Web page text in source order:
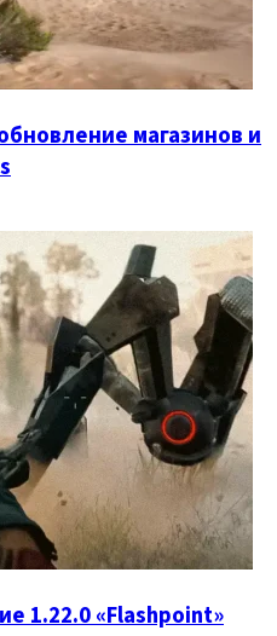
магазинов и
1.22.0 «Flashpoint»